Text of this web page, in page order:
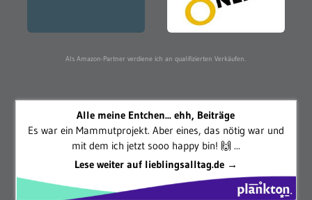
Als Amazon-Partner verdiene ich an qualifizierten Verkäufen.
Alle meine Entchen... ehh, Beiträge
Es war ein Mammutprojekt. Aber eines, das nötig war und
mit dem ich jetzt sooo happy bin! 🙌 ...
Lese weiter auf lieblingsalltag.de →